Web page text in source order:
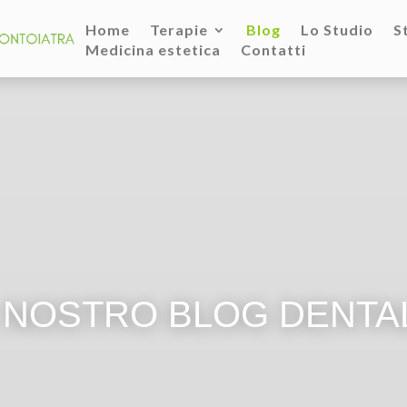
Home Terapie Blog Lo Studio
Medicina estetica
Contatti
BLOG